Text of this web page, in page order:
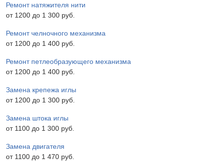
Ремонт натяжителя нити
от 1200 до 1 300 pyб.
Ремонт челночного механизма
от 1200 до 1 400 pyб.
Ремонт петлеобразующего механизма
от 1200 до 1 400 pyб.
Замена крепежа иглы
от 1200 до 1 300 pyб.
Замена штока иглы
от 1100 до 1 300 pyб.
Замена двигателя
от 1100 до 1 470 pyб.